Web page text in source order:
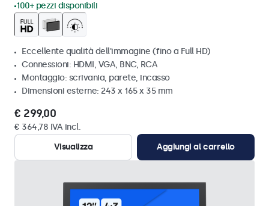
100+ pezzi disponibili
Eccellente qualità dell'immagine (fino a Full HD)
Connessioni: HDMI, VGA, BNC, RCA
Montaggio: scrivania, parete, incasso
Dimensioni esterne: 243 x 165 x 35 mm
€ 299,00
€ 364,78 IVA incl.
Visualizza
Aggiungi al carrello